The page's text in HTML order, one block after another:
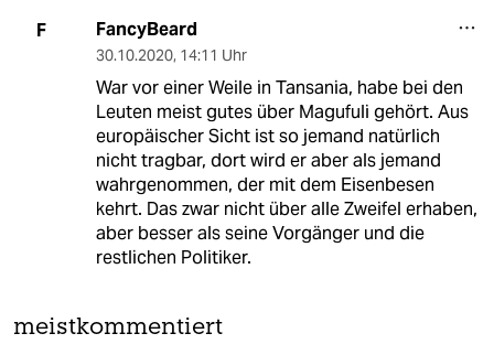
F FancyBeard
30.10.2020, 14:11 Uhr
War vor einer Weile in Tansania, habe bei den
Leuten meist gutes über Magufuli gehört. Aus
europäischer Sicht ist so jemand natürlich
nicht tragbar, dort wird er aber als jemand
wahrgenommen, der mit dem Eisenbesen
kehrt. Das zwar nicht über alle Zweifel erhaben,
aber besser als seine Vorgänger und die
restlichen Politiker.
meistkommentiert